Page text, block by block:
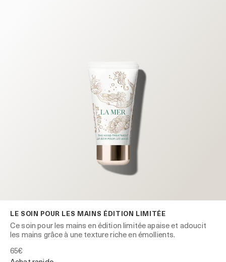
LE SOIN POUR LES MAINS ÉDITION LIMITÉE
Ce soin pour les mains en édition limitée apaise et adoucit
les mains grâce à une texture riche en émollients.
65€